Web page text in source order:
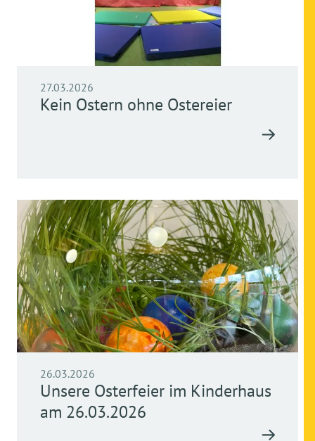
27.03.2026
Kein Ostern ohne Ostereier
26.03.2026
Unsere Osterfeier im Kinderhaus
am 26.03.2026